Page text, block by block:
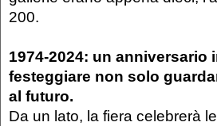
200.
1974-2024: un anniversario
festeggiare non solo
al futuro.
Da un lato, la fiera celebrerà